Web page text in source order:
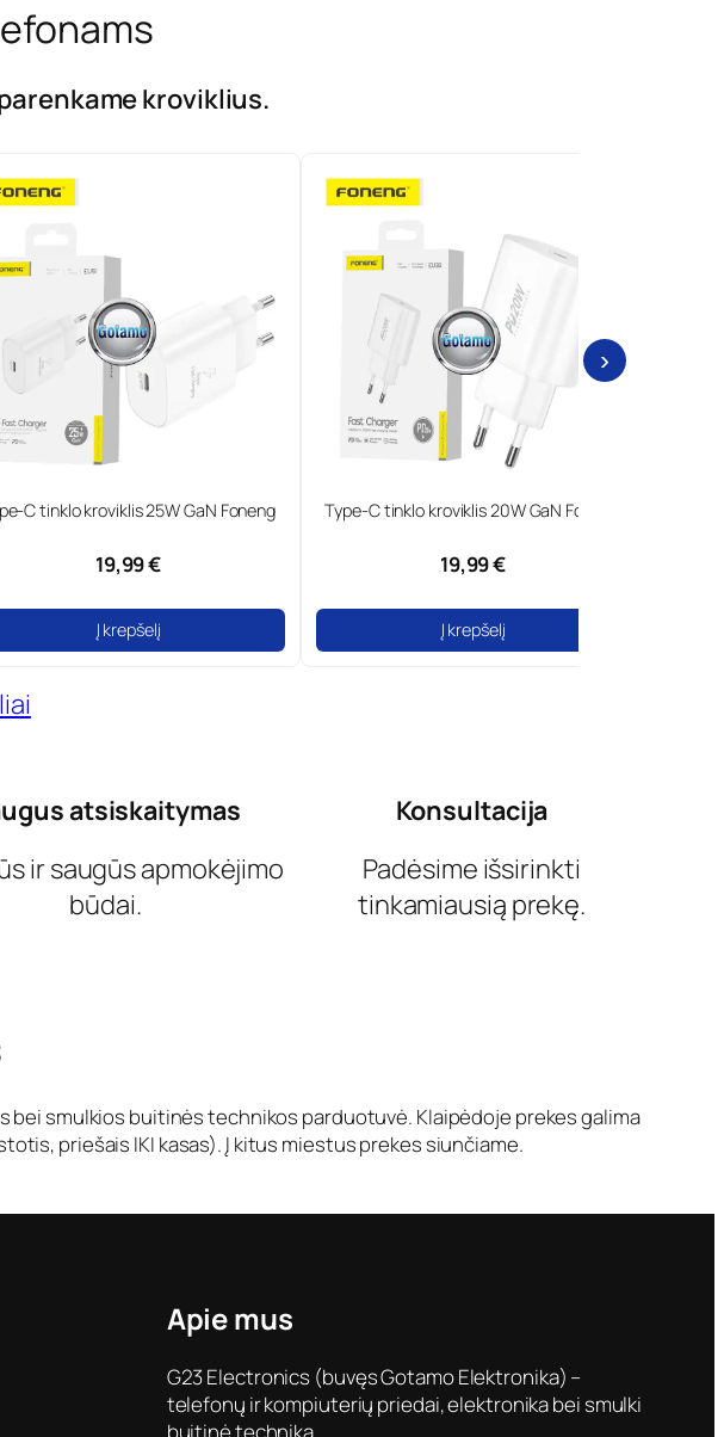
kroviklius.
C tinklo kroviklis 25W GaN Foneng
19,99 €
Į krepšelį
Type-C tinklo kroviklis 20W GaN Foneng
19,99 €
Į krepšelį
›
atsiskaitymas
ir saugūs apmokėjimo
būdai.
Konsultacija
Padėsime išsirinkti
tinkamiausią prekę.
smulkios buitinės technikos parduotuvė. Klaipėdoje prekes galima
priešais IKI kasas). Į kitus miestus prekes siunčiame.
Apie mus
G23 Electronics (buvęs Gotamo Elektronika) –
telefonų ir kompiuterių priedai, elektronika bei smulki
buitinė technika.